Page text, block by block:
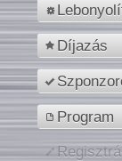
Díjazás
Program